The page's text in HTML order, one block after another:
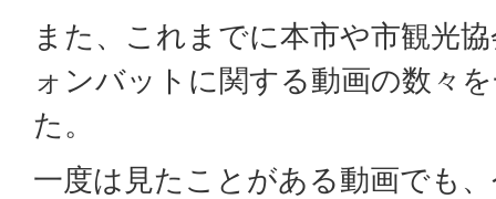
また、これまでに本市や市観光
ォンバットに関する動画の数々
た。
一度は見たことがある動画でも